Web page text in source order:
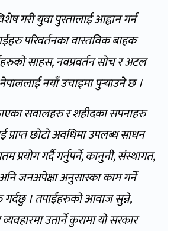
गरी युवा पुस्तालाई आह्वान गर्न
परिवर्तनका वास्तविक बाहक
साहस, नवप्रवर्तन सोच र अटल
नयाँ उचाइमा पुर्‍याउने छ ।
सवालहरु र शहीदका सपनाहरु
प्राप्त छोटो अवधिमा उपलब्ध साधन
प्रयोग गर्दै गर्नुपर्ने, कानुनी, संस्थागत,
जनअपेक्षा अनुसारका काम गर्ने
गर्दछु । तपाईंहरुको आवाज सुन्ने,
उतार्ने कुरामा यो सरकार